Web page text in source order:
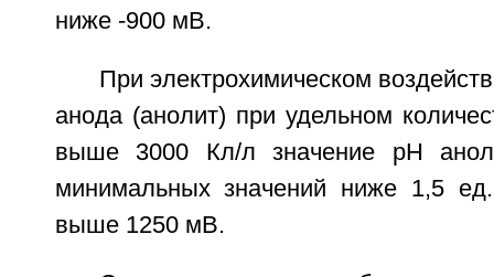
ниже -900 мВ.
При электрохимическом
анода (анолит) при удельном
выше 3000 Кл/л значение рН
минимальных значений ниже 1,5
выше 1250 мВ.